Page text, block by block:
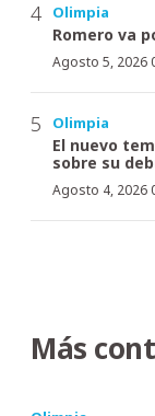
Olimpia
Romero va
Agosto 5, 2026
Olimpia
El nuevo
sobre su
Agosto 4, 2026
Más